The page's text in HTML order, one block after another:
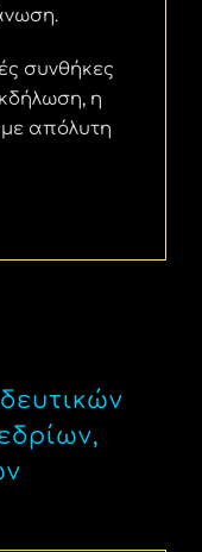
συνθήκες
η
απόλυτη